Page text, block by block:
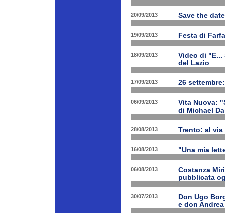
20/09/2013 Save the
19/09/2013 Festa di
18/09/2013
Video di "E...
del Lazio
17/09/2013 26
06/09/2013
Vita Nuova:
di Michael
28/08/2013 Trento: al
16/08/2013 "Una mia
06/08/2013
Costanza
pubblicata
30/07/2013
Don Ugo
e don